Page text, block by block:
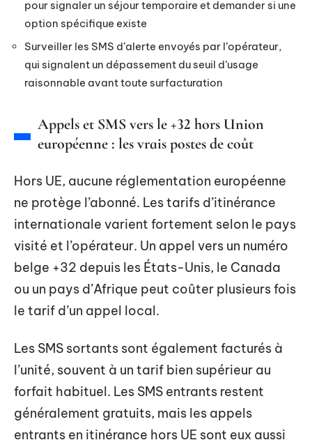
pour signaler un séjour temporaire et demander si une
option spécifique existe
Surveiller les SMS d’alerte envoyés par l’opérateur,
qui signalent un dépassement du seuil d’usage
raisonnable avant toute surfacturation
Appels et SMS vers le +32 hors Union
européenne : les vrais postes de coût
Hors UE, aucune réglementation européenne
ne protège l’abonné. Les tarifs d’itinérance
internationale varient fortement selon le pays
visité et l’opérateur. Un appel vers un numéro
belge +32 depuis les États-Unis, le Canada
ou un pays d’Afrique peut coûter plusieurs fois
le tarif d’un appel local.
Les SMS sortants sont également facturés à
l’unité, souvent à un tarif bien supérieur au
forfait habituel. Les SMS entrants restent
généralement gratuits, mais les appels
entrants en itinérance hors UE sont eux aussi